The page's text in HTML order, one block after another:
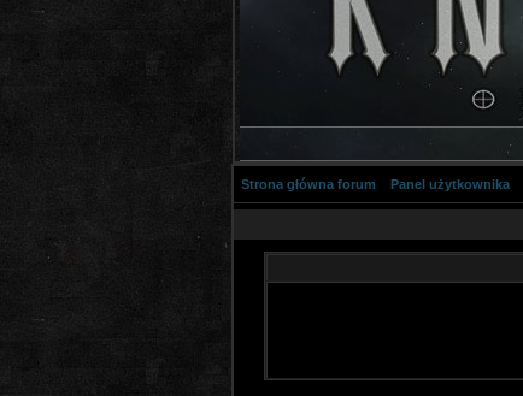
Strona główna forum Panel użytkownika